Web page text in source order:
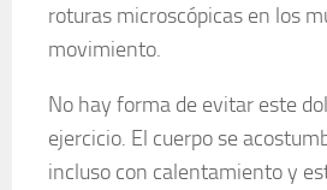
roturas microscópicas en los
movimiento.
No hay forma de evitar este
ejercicio. El cuerpo se
incluso con calentamiento y